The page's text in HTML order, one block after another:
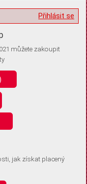
informací
ukládat žádné informace
o souhlas s
zařízení, a
zařízení, abychom se
později upravit ve Správě
Přihlásit se
můžete zakoupit
jak získat placený